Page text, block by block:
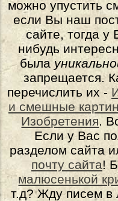
можно упустить
если Вы наш
сайте, тогда у
нибудь
была
запрещается.
перечислить их -
и смешные
Изобретения.
Если у Вас
разделом сайта
почту сайта!
малюсенькой
т.д? Жду писем в